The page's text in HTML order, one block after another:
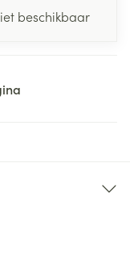
beschikbaar